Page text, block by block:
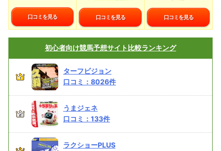
口コミを見る 口コミを見る 口コミを見る
初心者向け競馬予想サイト比較ランキング
ターフビジョン
口コミ： 8026件
うまジェネ
口コミ： 133件
ラクショーPLUS